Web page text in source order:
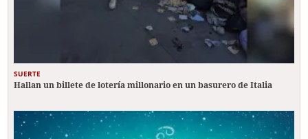
SUERTE
Hallan un billete de lotería millonario en un basurero de Italia